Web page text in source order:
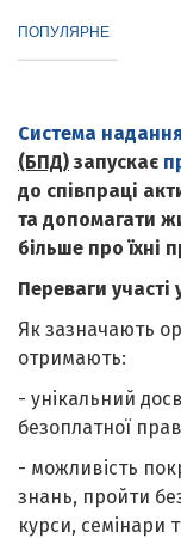
ПОПУЛЯРНЕ
Система
(БПД)запускає
до співпраці
та допомагати
більше про їхні
Переваги
Як зазначають
отримають:
- унікальний
безоплатної
- можливість
знань, пройти
курси, семінари